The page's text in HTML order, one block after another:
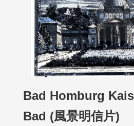
Bad Homburg
Bad (風景明信片)